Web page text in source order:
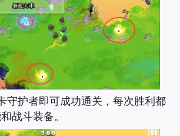
守护者即可成功通关，每次胜利都
战斗装备。